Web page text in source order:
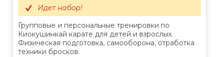
Групповые и персональные тренировки по
Киокушинкай карате для детей и взрослых.
Физическая подготовка, самооборона, отработка
техники бросков.
Идет набор!